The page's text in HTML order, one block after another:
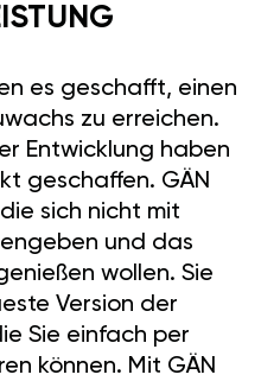
es geschafft, einen
zu erreichen.
Entwicklung haben
geschaffen. GÄN
sich nicht mit
und das
wollen. Sie
Version der
Sie einfach per
können. Mit GÄN